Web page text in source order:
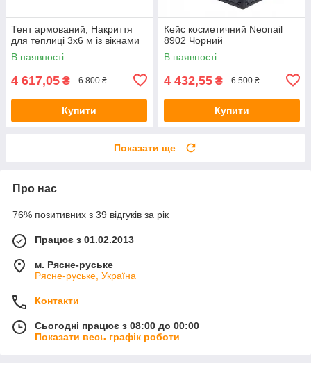
Тент армований, Накриття
для теплиці 3x6 м із вікнами
В наявності
4 617,05 ₴ 6 800 ₴
Купити
Кейс косметичний Neonail
8902 Чорний
В наявності
4 432,55 ₴ 6 500 ₴
Купити
Показати ще
Про нас
76% позитивних з 39 відгуків за рік
Працює з 01.02.2013
м. Рясне-руське
Рясне-руське, Україна
Контакти
Сьогодні працює з 08:00 до 00:00
Показати весь графік роботи